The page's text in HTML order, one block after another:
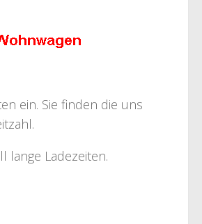
ein. Sie finden die uns
lange Ladezeiten.